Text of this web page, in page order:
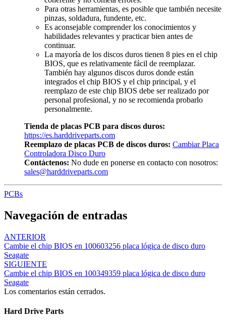
Para otras herramientas, es posible que también necesite
pinzas, soldadura, fundente, etc.
Es aconsejable comprender los conocimientos y
habilidades relevantes y practicar bien antes de
continuar.
La mayoría de los discos duros tienen 8 pies en el chip
BIOS, que es relativamente fácil de reemplazar.
También hay algunos discos duros donde están
integrados el chip BIOS y el chip principal, y el
reemplazo de este chip BIOS debe ser realizado por
personal profesional, y no se recomienda probarlo
personalmente.
Tienda de placas PCB para discos duros:
https://es.harddriveparts.com
Reemplazo de placas PCB de discos duros: Cambiar Placa
Controladora Disco Duro
Contáctenos: No dude en ponerse en contacto con nosotros:
sales@harddriveparts.com
PCBs
Navegación de entradas
ANTERIOR
Cambie el chip BIOS en 100603256 placa lógica de disco duro
Seagate
SIGUIENTE
Cambie el chip BIOS en 100349359 placa lógica de disco duro
Seagate
Los comentarios están cerrados.
Hard Drive Parts